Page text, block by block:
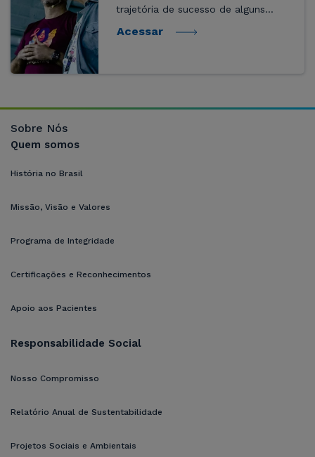
trajetória de sucesso de alguns
pessoas que são o orgulho da
Acessar
Sobre Nós
Quem somos
História no Brasil
Missão, Visão e Valores
Programa de Integridade
Certificações e Reconhecimentos
Apoio aos Pacientes
Responsabilidade Social
Nosso Compromisso
Relatório Anual de Sustentabilidade
Projetos Sociais e Ambientais